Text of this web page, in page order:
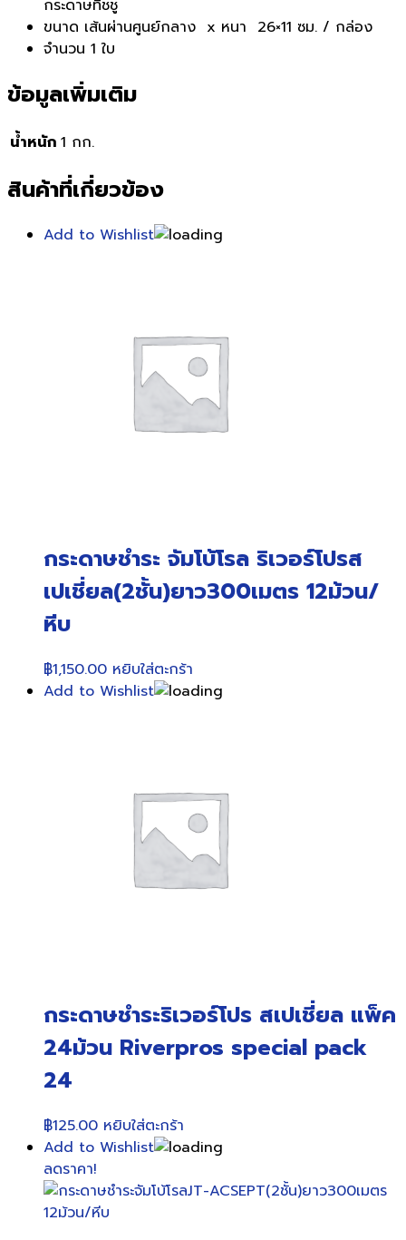
กระดาษทิชชู
ขนาด เส้นผ่านศูนย์กลาง x หนา 26×11 ซม. / กล่อง
จำนวน 1 ใบ
ข้อมูลเพิ่มเติม
น้ำหนัก 1 กก.
สินค้าที่เกี่ยวข้อง
Add to Wishlist
กระดาษชำระ จัมโบ้โรล ริเวอร์โปรส
เปเชี่ยล(2ชั้น)ยาว300เมตร 12ม้วน/
หีบ
฿1,150.00 หยิบใส่ตะกร้า
Add to Wishlist
กระดาษชำระริเวอร์โปร สเปเชี่ยล แพ็ค
24ม้วน Riverpros special pack
24
฿125.00 หยิบใส่ตะกร้า
Add to Wishlist
ลดราคา!